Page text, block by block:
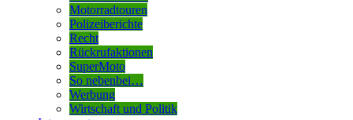
Motorradtouren
Polizeiberichte
Recht
Rückrufaktionen
SuperMoto
So nebenbei…
Werbung
Wirtschaft und Politik